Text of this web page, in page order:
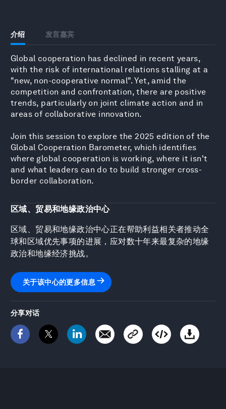
介绍 发言嘉宾
Global cooperation has declined in recent years,
with the risk of international relations stalling at a
"new, non-cooperative normal". Yet, amid the
competition and confrontation, there are positive
trends, particularly on joint climate action and in
areas of collaborative innovation.
Join this session to explore the 2025 edition of the
Global Cooperation Barometer, which identifies
where global cooperation is working, where it isn't
and what leaders can do to build stronger cross-
border collaboration.
区域、贸易和地缘政治中心
区域、贸易和地缘政治中心正在帮助利益相关者推动全
球和区域优先事项的进展，应对数十年来最复杂的地缘
政治和地缘经济挑战。
关于该中心的更多信息
分享对话